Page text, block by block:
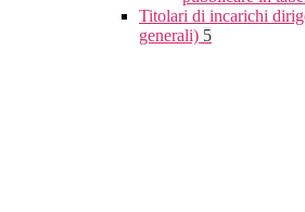
Titolari di incarichi
generali) 5